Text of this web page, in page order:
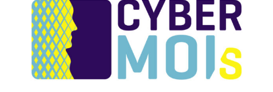
CONTACT